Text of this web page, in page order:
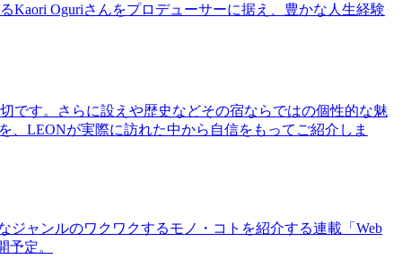
Kaori Oguriさんをプロデューサーに据え、豊かな人生経験
す。さらに設えや歴史などその宿ならではの個性的な魅
、LEONが実際に訪れた中から自信をもってご紹介しま
ャンルのワクワクするモノ・コトを紹介する連載「Web
定。